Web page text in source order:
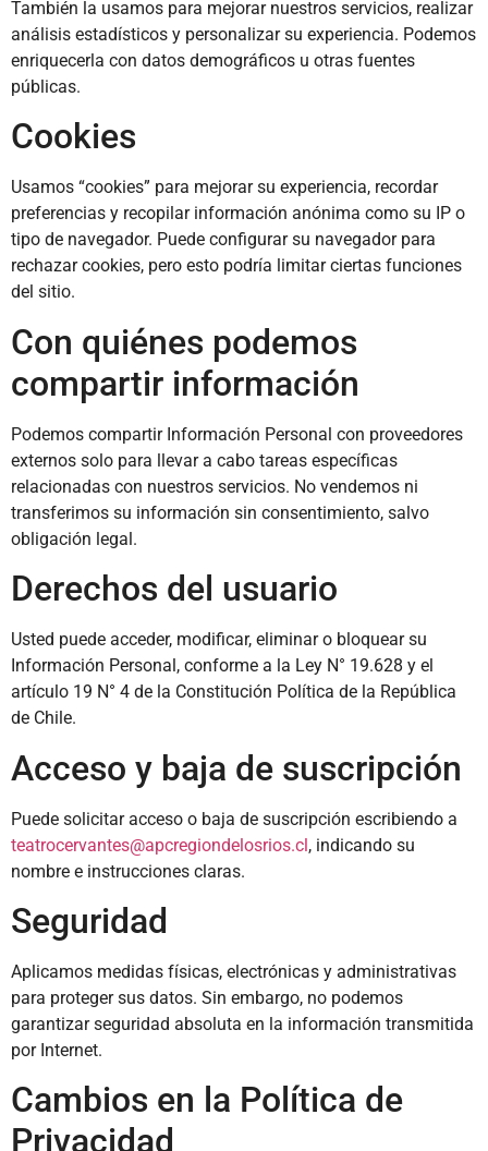
También la usamos para mejorar nuestros servicios, realizar
análisis estadísticos y personalizar su experiencia. Podemos
enriquecerla con datos demográficos u otras fuentes
públicas.
Cookies
Usamos “cookies” para mejorar su experiencia, recordar
preferencias y recopilar información anónima como su IP o
tipo de navegador. Puede configurar su navegador para
rechazar cookies, pero esto podría limitar ciertas funciones
del sitio.
Con quiénes podemos
compartir información
Podemos compartir Información Personal con proveedores
externos solo para llevar a cabo tareas específicas
relacionadas con nuestros servicios. No vendemos ni
transferimos su información sin consentimiento, salvo
obligación legal.
Derechos del usuario
Usted puede acceder, modificar, eliminar o bloquear su
Información Personal, conforme a la Ley N° 19.628 y el
artículo 19 N° 4 de la Constitución Política de la República
de Chile.
Acceso y baja de suscripción
Puede solicitar acceso o baja de suscripción escribiendo a
teatrocervantes@apcregiondelosrios.cl, indicando su
nombre e instrucciones claras.
Seguridad
Aplicamos medidas físicas, electrónicas y administrativas
para proteger sus datos. Sin embargo, no podemos
garantizar seguridad absoluta en la información transmitida
por Internet.
Cambios en la Política de
Privacidad